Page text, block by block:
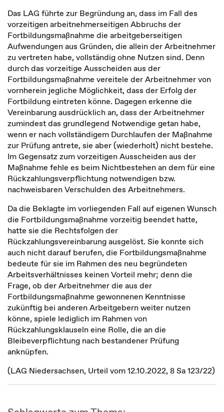
Das LAG führte zur Begründung an, dass im Fall des
vorzeitigen arbeitnehmerseitigen Abbruchs der
Fortbildungsmaßnahme die arbeitgeberseitigen
Aufwendungen aus Gründen, die allein der Arbeitnehmer
zu vertreten habe, vollständig ohne Nutzen sind. Denn
durch das vorzeitige Ausscheiden aus der
Fortbildungsmaßnahme vereitele der Arbeitnehmer von
vornherein jegliche Möglichkeit, dass der Erfolg der
Fortbildung eintreten könne. Dagegen erkenne die
Vereinbarung ausdrücklich an, dass der Arbeitnehmer
zumindest das grundlegend Notwendige getan habe,
wenn er nach vollständigem Durchlaufen der Maßnahme
zur Prüfung antrete, sie aber (wiederholt) nicht bestehe.
Im Gegensatz zum vorzeitigen Ausscheiden aus der
Maßnahme fehle es beim Nichtbestehen an dem für eine
Rückzahlungsverpflichtung notwendigen bzw.
nachweisbaren Verschulden des Arbeitnehmers.
Da die Beklagte im vorliegenden Fall auf eigenen Wunsch
die Fortbildungsmaßnahme vorzeitig beendet hatte,
hatte sie die Rechtsfolgen der
Rückzahlungsvereinbarung ausgelöst. Sie konnte sich
auch nicht darauf berufen, die Fortbildungsmaßnahme
bedeute für sie im Rahmen des neu begründeten
Arbeitsverhältnisses keinen Vorteil mehr; denn die
Frage, ob der Arbeitnehmer die aus der
Fortbildungsmaßnahme gewonnenen Kenntnisse
zukünftig bei anderen Arbeitgebern weiter nutzen
könne, spiele lediglich im Rahmen von
Rückzahlungsklauseln eine Rolle, die an die
Bleibeverpflichtung nach bestandener Prüfung
anknüpfen.
(LAG Niedersachsen, Urteil vom 12.10.2022, 8 Sa 123/22)